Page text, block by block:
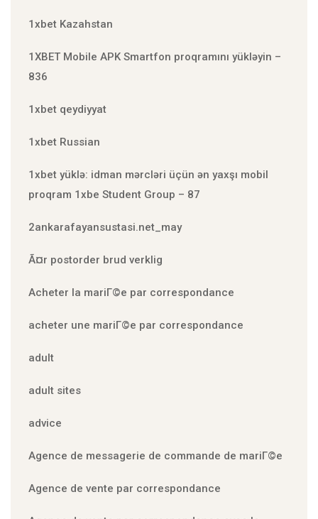
1xbet Kazahstan
1XBET Mobile APK Smartfon proqramını yükləyin –
836
1xbet qeydiyyat
1xbet Russian
1xbet yüklə: idman mərcləri üçün ən yaxşı mobil
proqram 1xbe Student Group – 87
2ankarafayansustasi.net_may
Ã¤r postorder brud verklig
Acheter la mariГ©e par correspondance
acheter une mariГ©e par correspondance
adult
adult sites
advice
Agence de messagerie de commande de mariГ©e
Agence de vente par correspondance